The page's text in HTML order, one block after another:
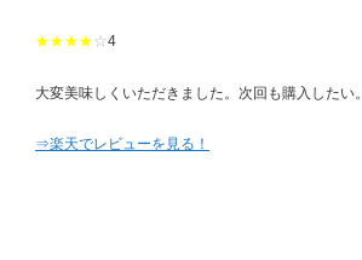
★★★★ ☆4
大変美味しくいただきました。次回も購入したい。
⇒楽天でレビューを見る！